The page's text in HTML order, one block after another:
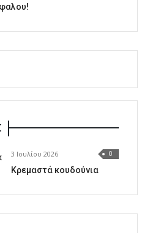
3 Ιουλίου 2026 0
Κρεμαστά κουδούνια